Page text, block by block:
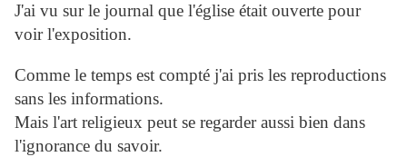
J'ai vu sur le journal que l'église était ouverte pour
voir l'exposition.
Comme le temps est compté j'ai pris les reproductions
sans les informations.
Mais l'art religieux peut se regarder aussi bien dans
l'ignorance du savoir.